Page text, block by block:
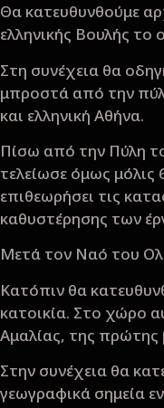
Θα κατευθυνθούμε
ελληνικής Βουλής το
Στη συνέχεια θα
μπροστά από την
και ελληνική Αθήνα.
Πίσω από την Πύλη
τελείωσε όμως
επιθεωρήσει τις
καθυστέρησης των
Μετά τον Ναό του
Κατόπιν θα
κατοικία. Στο χώρο
Αμαλίας, της πρώτης
Στην συνέχεια θα
γεωγραφικά σημεία